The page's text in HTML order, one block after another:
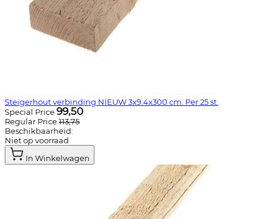
Steigerhout verbinding NIEUW 3x9.4x300 cm. Per 25 st.
Special Price99,50
Regular Price113,75
Beschikbaarheid:
Niet op voorraad
In Winkelwagen